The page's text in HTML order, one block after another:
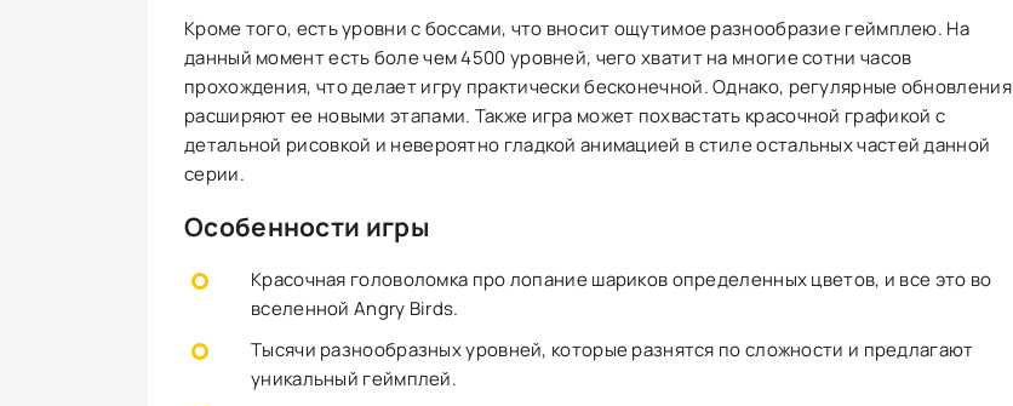
Кроме того, есть уровни с боссами, что вносит ощутимое разнообразие геймплею. На
данный момент есть боле чем 4500 уровней, чего хватит на многие сотни часов
прохождения, что делает игру практически бесконечной. Однако, регулярные обновления
расширяют ее новыми этапами. Также игра может похвастать красочной графикой с
детальной рисовкой и невероятно гладкой анимацией в стиле остальных частей данной
серии.
Особенности игры
Красочная головоломка про лопание шариков определенных цветов, и все это во
вселенной Angry Birds.
Тысячи разнообразных уровней, которые разнятся по сложности и предлагают
уникальный геймплей.